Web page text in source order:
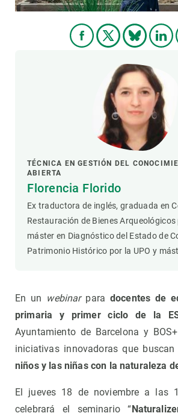
TÉCNICA EN GESTIÓN DEL
ABIERTA
Florencia Florido
Ex traductora de inglés, graduada en
Restauración de Bienes Arqueológicos
máster en Diagnóstico del Estado de
Patrimonio Histórico por la UPO y
En un webinarpara docentes de
primaria y primer ciclo de la
Ayuntamiento de Barcelona y
iniciativas innovadoras que buscan
niños y las niñas con la naturaleza
El jueves 18 de noviembre a las
celebrará el seminario “